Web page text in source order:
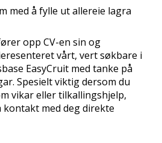
med å fylle ut allereie lagra
opp CV-en sin og
vårt, vert søkbare i
EasyCruit med tanke på
Spesielt viktig dersom du
vikar eller tilkallingshjelp,
kontakt med deg direkte